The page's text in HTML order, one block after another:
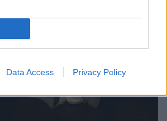
Data Access Privacy Policy